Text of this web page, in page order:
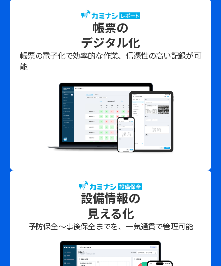
帳票の
デジタル化
帳票の電子化で効率的な作業、信憑性の高い記録が可
能
設備情報の
見える化
予防保全〜事後保全までを、一気通貫で管理可能